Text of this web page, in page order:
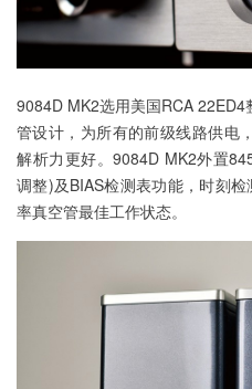
9084D MK2选用美国RCA
管设计，为所有的前级线路供电
解析力更好。9084D MK2外置
调整)及BIAS检测表功能，时刻
率真空管最佳工作状态。